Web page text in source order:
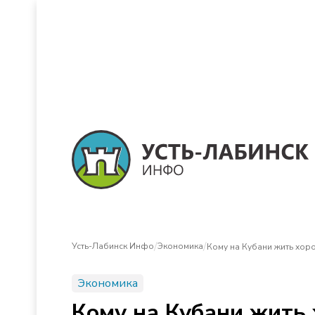
Усть-Лабинск Инфо/Экономика/Кому на Кубани жить
Экономика